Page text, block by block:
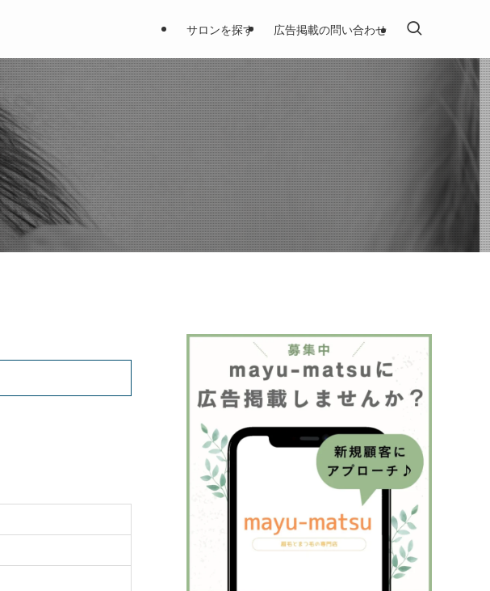
サロンを探す 広告掲載の問い合わせ